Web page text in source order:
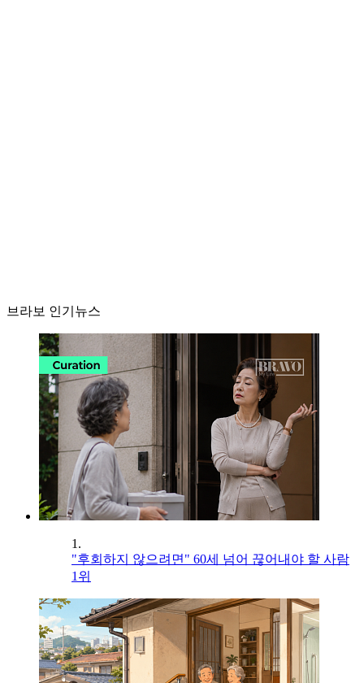
브라보 인기뉴스
1.
"후회하지 않으려면" 60세 넘어 끊어내야 할 사람
1위